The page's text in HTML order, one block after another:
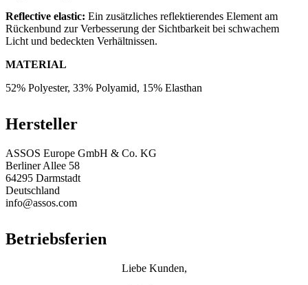
Reflective elastic: Ein zusätzliches reflektierendes Element am
Rückenbund zur Verbesserung der Sichtbarkeit bei schwachem
Licht und bedeckten Verhältnissen.
MATERIAL
52% Polyester, 33% Polyamid, 15% Elasthan
Hersteller
ASSOS Europe GmbH & Co. KG
Berliner Allee 58
64295 Darmstadt
Deutschland
info@assos.com
Betriebsferien
Liebe Kunden,